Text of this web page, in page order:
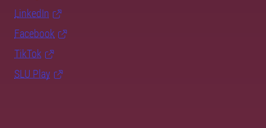
LinkedIn
Facebook
TikTok
SLU Play